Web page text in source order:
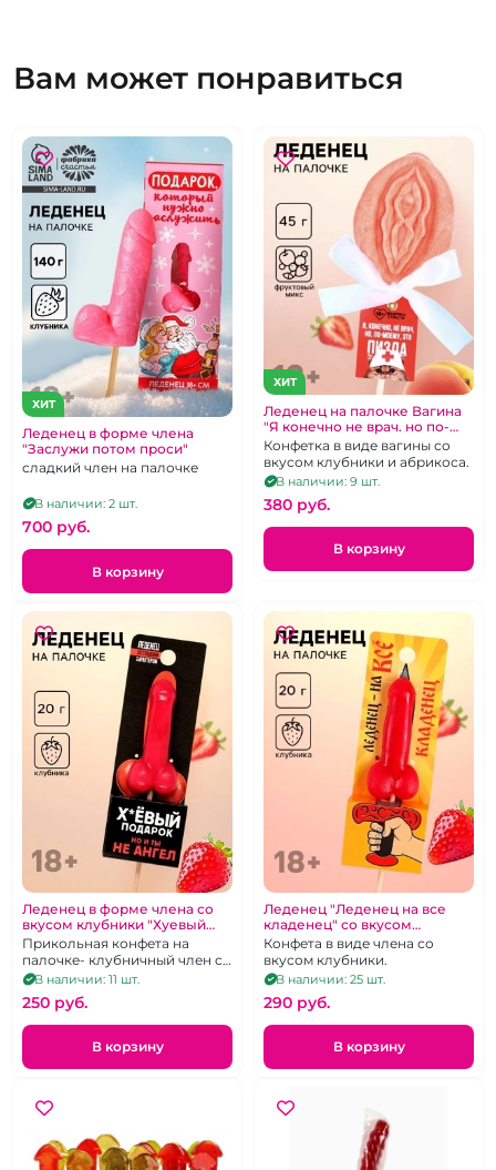
Вам может понравиться
ХИТ
Леденец в форме члена
"Заслужи потом проси"
сладкий член на палочке
В наличии: 2 шт.
700 pуб.
В корзину
ХИТ
Леденец на палочке Вагина
"Я конечно не врач. но по-
моему это пизда"
Конфетка в виде вагины со
вкусом клубники и абрикоса.
В наличии: 9 шт.
380 pуб.
В корзину
Леденец в форме члена со
вкусом клубники "Хуевый
подарок, но и ты не ангел"
Прикольная конфета на
палочке- клубничный член с
мошонкой
В наличии: 11 шт.
250 pуб.
В корзину
Леденец "Леденец на все
кладенец" со вкусом
клубники
Конфета в виде члена со
вкусом клубники.
В наличии: 25 шт.
290 pуб.
В корзину